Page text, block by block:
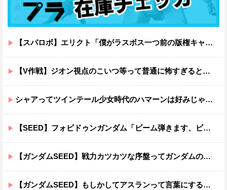
【スパロボ】エリクト「僕がラスボス一つ前の版権キャラ最後の敵ってちょっと荷が重すぎない？」
【V作戦】ジオン視点のこいつ等って普通に怖すぎると思う…
シャアってツインテール少女時代のハマーンは好みじゃなかったの？
【SEED】フォビドゥンガンダム「ビーム弾きます、ビーム曲げられます、空飛びます」←二世代目でこれ出来るのおかしいだろ
【ガンダムSEED】戦力カツカツな序盤ってガンダムの中だと割と珍しい気がする
【ガンダムSEED】もしかしてアスランって言葉にするのが下手なだけでめっちゃいい人なのでは？